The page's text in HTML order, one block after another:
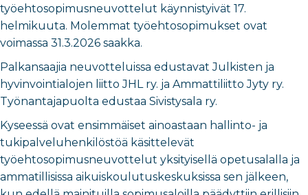
työehtosopimusneuvottelut käynnistyivät 17.
helmikuuta. Molemmat työehtosopimukset ovat
voimassa 31.3.2026 saakka.
Palkansaajia neuvotteluissa edustavat Julkisten ja
hyvinvointialojen liitto JHL ry. ja Ammattiliitto Jyty ry.
Työnantajapuolta edustaa Sivistysala ry.
Kyseessä ovat ensimmäiset ainoastaan hallinto- ja
tukipalveluhenkilöstöä käsittelevät
työehtosopimusneuvottelut yksityisellä opetusalalla ja
ammatillisissa aikuiskoulutuskeskuksissa sen jälkeen,